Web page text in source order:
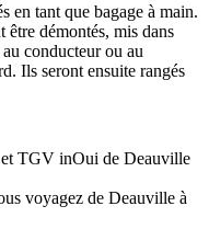
en tant que bagage à main.
démontés, mis dans
au conducteur ou au
Ils seront ensuite rangés
et TGV inOui de Deauville
voyagez de Deauville à